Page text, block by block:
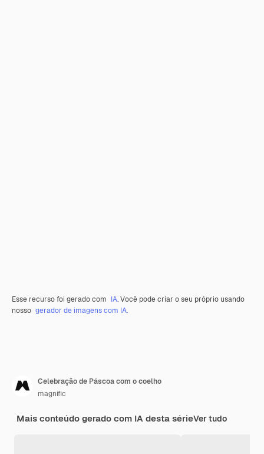
Esse recurso foi gerado com IA. Você pode criar o seu próprio usando
nosso gerador de imagens com IA.
Celebração de Páscoa com o coelho
magnific
Mais conteúdo gerado com IA desta sérieVer tudo